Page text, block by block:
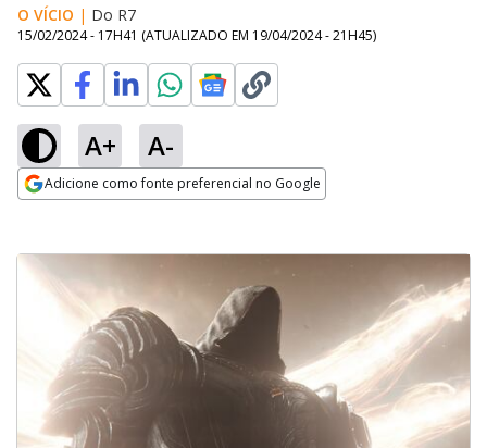
O VÍCIO | Do R7
15/02/2024 - 17H41 (ATUALIZADO EM 19/04/2024 - 21H45)
A+ A-
Adicione como fonte preferencial no Google